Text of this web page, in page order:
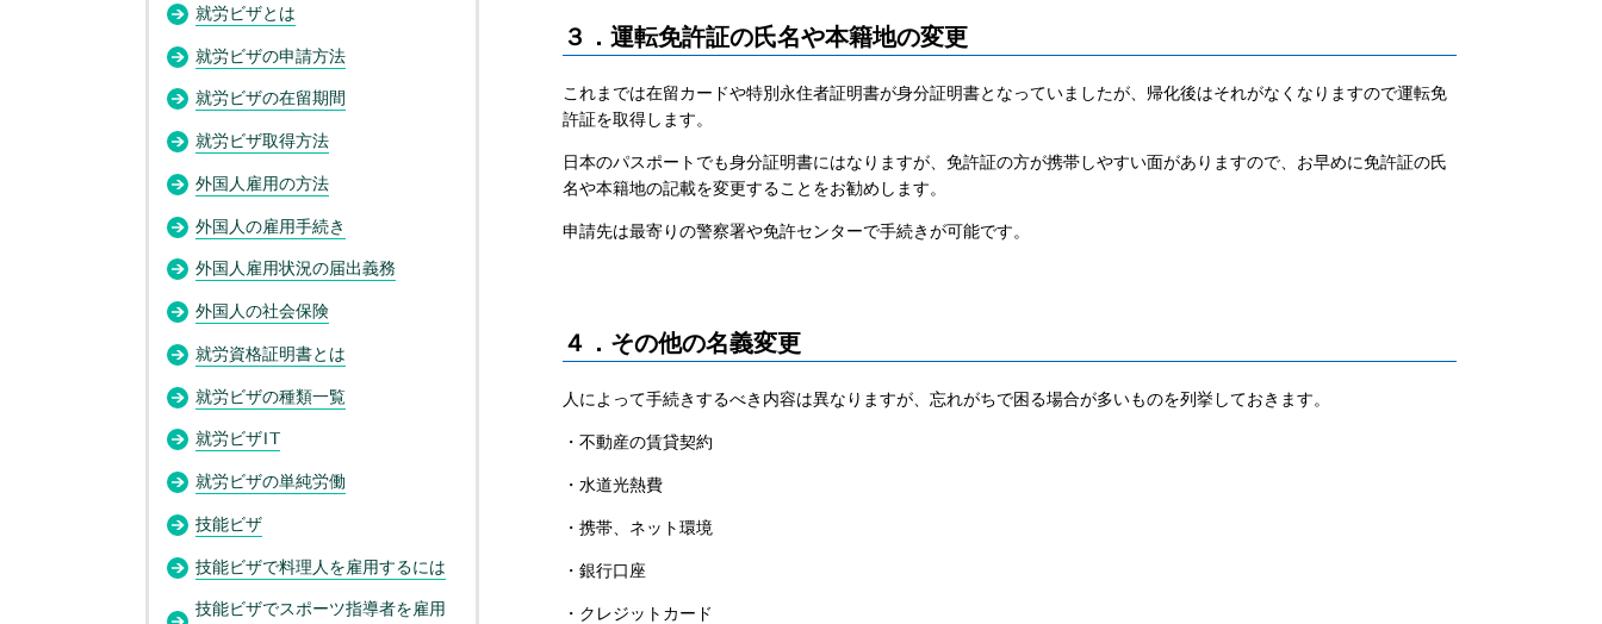
３．運転免許証の氏名や本籍地の変更
これまでは在留カードや特別永住者証明書が身分証明書となっていましたが、帰化後はそれがなくなりますので運転免
許証を取得します。
日本のパスポートでも身分証明書にはなりますが、免許証の方が携帯しやすい面がありますので、お早めに免許証の氏
名や本籍地の記載を変更することをお勧めします。
申請先は最寄りの警察署や免許センターで手続きが可能です。
４．その他の名義変更
人によって手続きするべき内容は異なりますが、忘れがちで困る場合が多いものを列挙しておきます。
・不動産の賃貸契約
・水道光熱費
・携帯、ネット環境
・銀行口座
・クレジットカード
就労ビザとは
就労ビザの申請方法
就労ビザの在留期間
就労ビザ取得方法
外国人雇用の方法
外国人の雇用手続き
外国人雇用状況の届出義務
外国人の社会保険
就労資格証明書とは
就労ビザの種類一覧
就労ビザIT
就労ビザの単純労働
技能ビザ
技能ビザで料理人を雇用するには
技能ビザでスポーツ指導者を雇用